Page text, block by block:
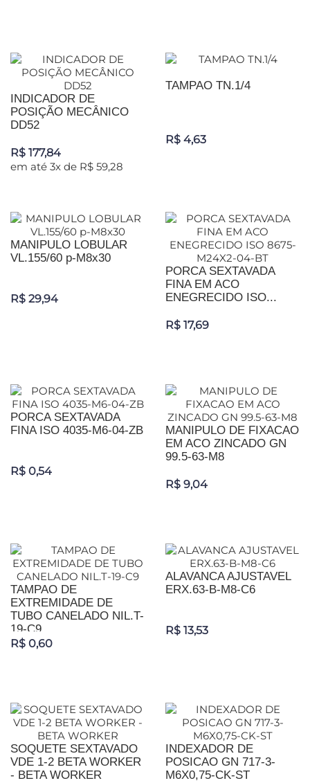
INDICADOR DE
POSIÇÃO MECÂNICO
DD52
R$ 177,84
em até 3x de R$ 59,28
TAMPAO TN.1/4
R$ 4,63
MANIPULO LOBULAR
VL.155/60 p-M8x30
R$ 29,94
PORCA SEXTAVADA
FINA EM ACO
ENEGRECIDO ISO...
R$ 17,69
PORCA SEXTAVADA
FINA ISO 4035-M6-04-ZB
R$ 0,54
MANIPULO DE FIXACAO
EM ACO ZINCADO GN
99.5-63-M8
R$ 9,04
TAMPAO DE
EXTREMIDADE DE
TUBO CANELADO NIL.T-
19-C9
R$ 0,60
ALAVANCA AJUSTAVEL
ERX.63-B-M8-C6
R$ 13,53
SOQUETE SEXTAVADO
VDE 1-2 BETA WORKER
- BETA WORKER
INDEXADOR DE
POSICAO GN 717-3-
M6X0,75-CK-ST